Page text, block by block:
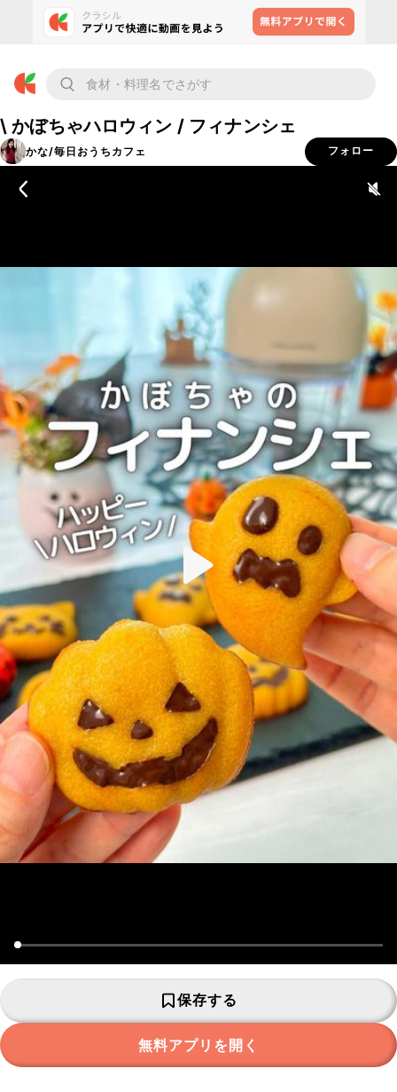
\ かぼちゃハロウィン / フィナンシェ
かな/毎日おうちカフェ フォロー
保存する
無料アプリを開く